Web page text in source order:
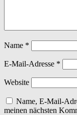
Name *
E-Mail-Adresse *
Website
Name, E-Mail-
meinen nächsten